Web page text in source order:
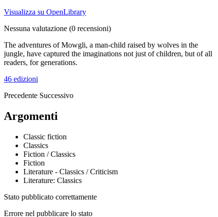
Visualizza su OpenLibrary
Nessuna valutazione (0 recensioni)
The adventures of Mowgli, a man-child raised by wolves in the
jungle, have captured the imaginations not just of children, but of all
readers, for generations.
46 edizioni
Precedente Successivo
Argomenti
Classic fiction
Classics
Fiction / Classics
Fiction
Literature - Classics / Criticism
Literature: Classics
Stato pubblicato correttamente
Errore nel pubblicare lo stato